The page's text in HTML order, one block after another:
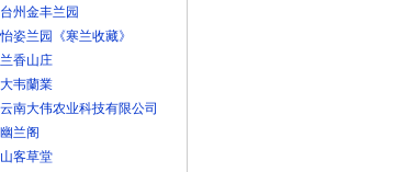
台州金丰兰园
怡姿兰园《寒兰收藏》
兰香山庄
大韦蘭業
云南大伟农业科技有限公司
幽兰阁
山客草堂